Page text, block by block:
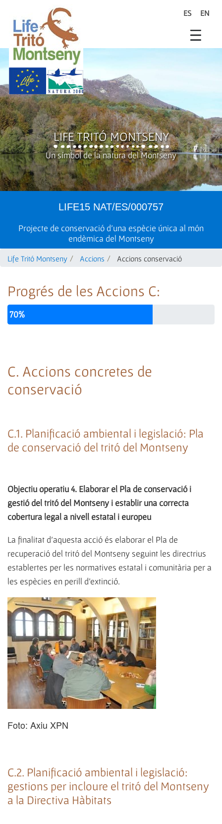
Salta al contingut principal
Life Trit� Montseny
Life Programme
Xarxa Natura
ES EN
LIFE TRITÓ MONTSENY
Un símbol de la natura del Montseny
LIFE15 NAT/ES/000757
Projecte de conservació d'una espècie única al món
endèmica del Montseny
Life Tritó Montseny Accions Accions conservació
Progrés de les Accions C:
70%
C. Accions concretes de
conservació
C.1. Planificació ambiental i legislació: Pla
de conservació del tritó del Montseny
Objectiu operatiu 4. Elaborar el Pla de conservació i
gestió del tritó del Montseny i establir una correcta
cobertura legal a nivell estatal i europeu
La finalitat d'aquesta acció és elaborar el Pla de
recuperació del tritó del Montseny seguint les directrius
establertes per les normatives estatal i comunitària per a
les espècies en perill d'extinció.
Foto: Axiu XPN
C.2. Planificació ambiental i legislació:
gestions per incloure el tritó del Montseny
a la Directiva Hàbitats